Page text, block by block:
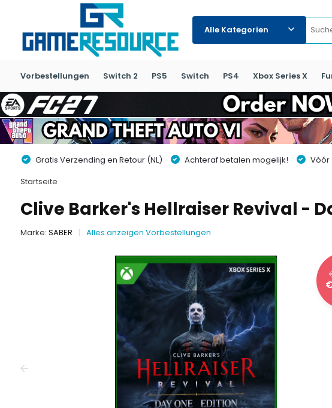
Alle Kategorien
Vorbestellungen Switch 2 PS5 Switch PS4 Xbox Series X
Gratis Verzending en Retour (NL) Achteraf betalen mogelijk! Vóór
Startseite
Clive Barker's Hellraiser Revival -
Marke: SABER Alles anzeigen Vorbestellungen